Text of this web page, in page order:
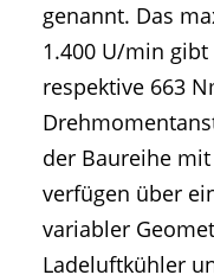
genannt. Das
1.400 U/min
respektive 663
der Baureihe
verfügen über
variabler
Ladeluftkühler